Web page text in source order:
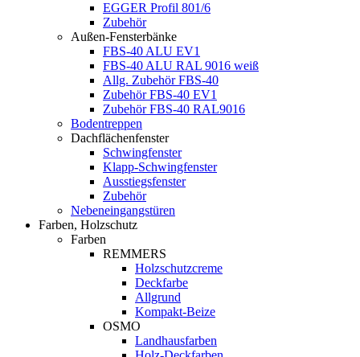
EGGER Profil 801/6
Zubehör
Außen-Fensterbänke
FBS-40 ALU EV1
FBS-40 ALU RAL 9016 weiß
Allg. Zubehör FBS-40
Zubehör FBS-40 EV1
Zubehör FBS-40 RAL9016
Bodentreppen
Dachflächenfenster
Schwingfenster
Klapp-Schwingfenster
Ausstiegsfenster
Zubehör
Nebeneingangstüren
Farben, Holzschutz
Farben
REMMERS
Holzschutzcreme
Deckfarbe
Allgrund
Kompakt-Beize
OSMO
Landhausfarben